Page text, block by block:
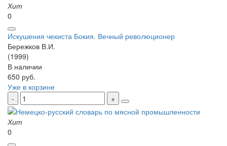
Хит
0
Искушения чекиста Бокия. Вечный революционер
Бережков В.И.
(1999)
В наличии
650 руб.
Уже в корзине
Хит
0